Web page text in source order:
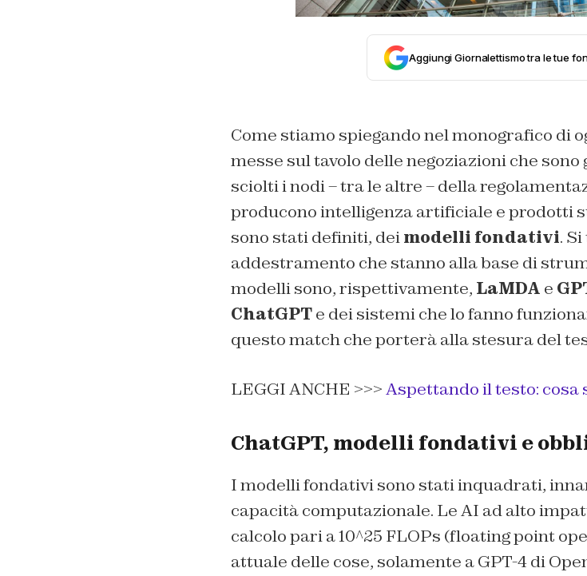
Aggiungi Giornalettismo tra le tue
Come stiamo spiegando nel monografico di
messe sul tavolo delle negoziazioni che
sciolti i nodi – tra le altre – della
producono intelligenza artificiale e prodotti
sono stati definiti, deimodelli fondativi.
addestramento che stanno alla base di
modelli sono, rispettivamente, LaMDA e
ChatGPTe dei sistemi che lo fanno
questo match che porterà alla stesura del
LEGGI ANCHE >>>Aspettando il testo: cosa
ChatGPT, modelli fondativi e
I modelli fondativi sono stati inquadrati,
capacità computazionale. Le AI ad alto
calcolo pari a 10^25 FLOPs (floating point
attuale delle cose, solamente a GPT-4 di